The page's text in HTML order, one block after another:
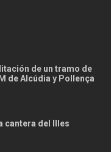
de un tramo de
de Alcúdia y Pollença
cantera del Illes